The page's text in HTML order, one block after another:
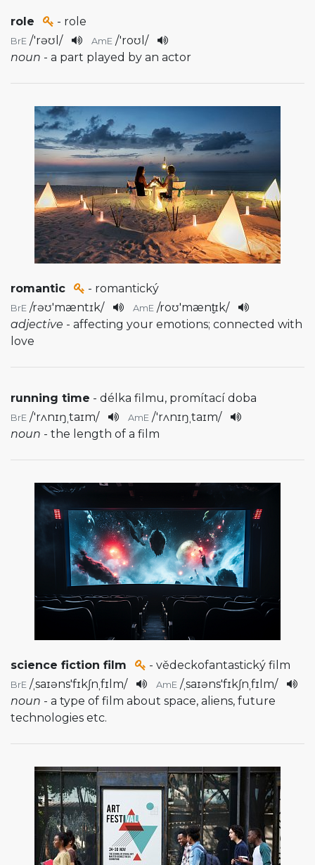
role - role
BrE /'rəʊl / AmE /'roʊl /
noun - a part played by an actor
romantic - romantický
BrE /rəʊ'mæntɪk/ AmE /roʊ'mænt̬ɪk/
adjective - affecting your emotions; connected with
love
running time - délka filmu, promítací doba
BrE /'rʌnɪŋˌtaɪm/ AmE /'rʌnɪŋˌtaɪm/
noun - the length of a film
science fiction film - vědeckofantastický film
BrE /ˌsaɪəns'fɪkʃnˌfɪlm/ AmE /ˌsaɪəns'fɪkʃnˌfɪlm/
noun - a type of film about space, aliens, future
technologies etc.